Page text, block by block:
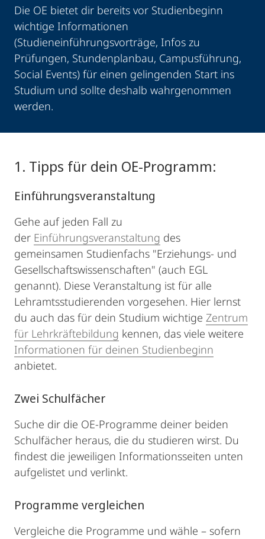
Die OE bietet dir bereits vor Studienbeginn
wichtige Informationen
(Studieneinführungsvorträge, Infos zu
Prüfungen, Stundenplanbau, Campusführung,
Social Events) für einen gelingenden Start ins
Studium und sollte deshalb wahrgenommen
werden.
1. Tipps für dein OE-Programm:
Einführungsveranstaltung
Gehe auf jeden Fall zu
der Einführungsveranstaltung des
gemeinsamen Studienfachs "Erziehungs- und
Gesellschaftswissenschaften" (auch EGL
genannt). Diese Veranstaltung ist für alle
Lehramtsstudierenden vorgesehen. Hier lernst
du auch das für dein Studium wichtige Zentrum
für Lehrkräftebildung kennen, das viele weitere
Informationen für deinen Studienbeginn
anbietet.
Zwei Schulfächer
Suche dir die OE-Programme deiner beiden
Schulfächer heraus, die du studieren wirst. Du
findest die jeweiligen Informationsseiten unten
aufgelistet und verlinkt.
Programme vergleichen
Vergleiche die Programme und wähle – sofern